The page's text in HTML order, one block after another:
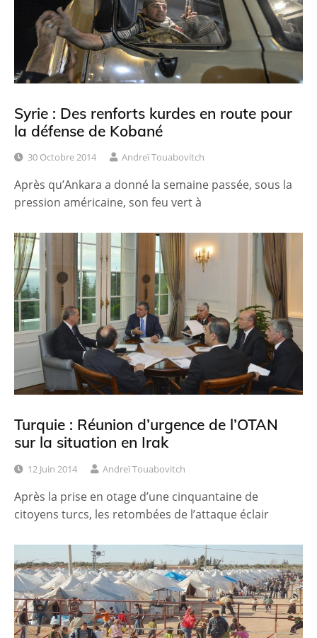
Syrie : Des renforts kurdes en route pour
la défense de Kobané
30 Octobre 2014 Andreï Touabovitch
Après qu’Ankara a donné la semaine passée, sous la
pression américaine, son feu vert à
Turquie : Réunion d’urgence de l’OTAN
sur la situation en Irak
12 Juin 2014 Andreï Touabovitch
Après la prise en otage d’une cinquantaine de
citoyens turcs, les retombées de l’attaque éclair